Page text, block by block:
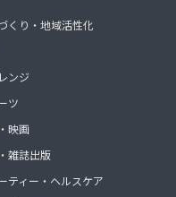
くり・地域活性化
ンジ
ツ
映画
雑誌出版
ティー・ヘルスケア